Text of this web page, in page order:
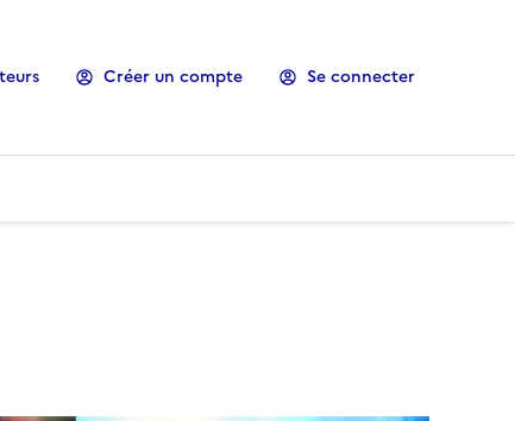
Créer un compte Se connecter